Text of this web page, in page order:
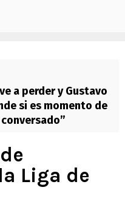
a perder y Gustavo
si es momento de
Liga de